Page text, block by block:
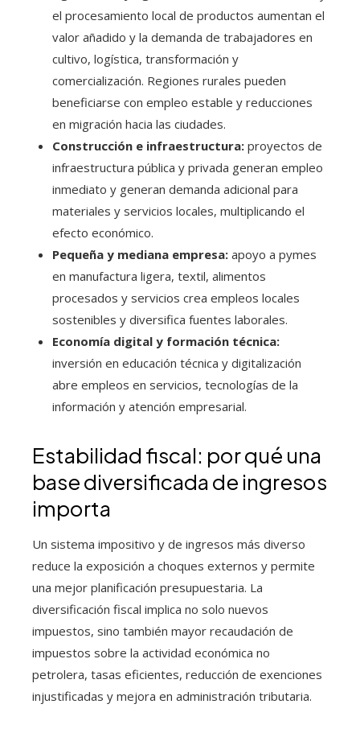
el procesamiento local de productos aumentan el
valor añadido y la demanda de trabajadores en
cultivo, logística, transformación y
comercialización. Regiones rurales pueden
beneficiarse con empleo estable y reducciones
en migración hacia las ciudades.
Construcción e infraestructura: proyectos de
infraestructura pública y privada generan empleo
inmediato y generan demanda adicional para
materiales y servicios locales, multiplicando el
efecto económico.
Pequeña y mediana empresa: apoyo a pymes
en manufactura ligera, textil, alimentos
procesados y servicios crea empleos locales
sostenibles y diversifica fuentes laborales.
Economía digital y formación técnica:
inversión en educación técnica y digitalización
abre empleos en servicios, tecnologías de la
información y atención empresarial.
Estabilidad fiscal: por qué una
base diversificada de ingresos
importa
Un sistema impositivo y de ingresos más diverso
reduce la exposición a choques externos y permite
una mejor planificación presupuestaria. La
diversificación fiscal implica no solo nuevos
impuestos, sino también mayor recaudación de
impuestos sobre la actividad económica no
petrolera, tasas eficientes, reducción de exenciones
injustificadas y mejora en administración tributaria.